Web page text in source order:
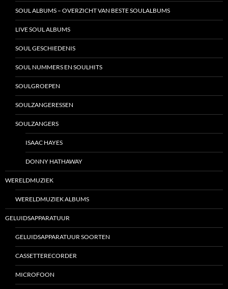
SOUL ALBUMS – OVERZICHT VAN BESTE SOULALBUMS
LIVE SOUL ALBUMS
SOUL GESCHIEDENIS
SOUL NUMMERS EN SOULHITS
SOULGROEPEN
SOULZANGERESSEN
SOULZANGERS
ISAAC HAYES
DONNY HATHAWAY
WERELDMUZIEK
WERELDMUZIEK ALBUMS
GELUIDSAPPARATUUR
GELUIDSAPPARATUUR SOORTEN
CASSETTERECORDER
MICROFOON